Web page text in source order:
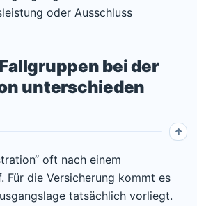
oder Ausschluss
bei der
unterschieden
oft nach einem
Für die Versicherung kommt es
tatsächlich vorliegt.